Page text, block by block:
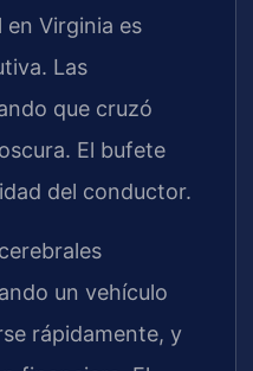
Virginia es
Las
que cruzó
El bufete
del conductor.
un vehículo
rápidamente, y